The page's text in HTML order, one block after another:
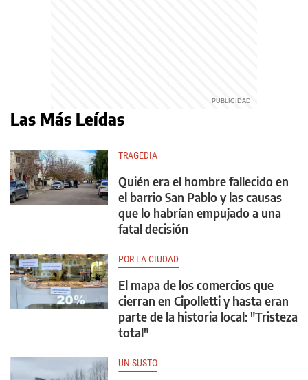
Las Más Leídas
TRAGEDIA
Quién era el hombre fallecido en
el barrio San Pablo y las causas
que lo habrían empujado a una
fatal decisión
POR LA CIUDAD
El mapa de los comercios que
cierran en Cipolletti y hasta eran
parte de la historia local: "Tristeza
total"
UN SUSTO